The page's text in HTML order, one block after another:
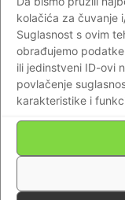
kolačića za čuvanje
Suglasnost s ovim
obrađujemo
ili jedinstveni ID-ovi
povlačenje
karakteristike i
Impressum
©